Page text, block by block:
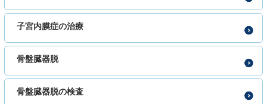
子宮内膜症の治療
骨盤臓器脱
骨盤臓器脱の検査